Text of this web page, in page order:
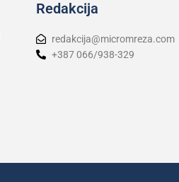
Redakcija
redakcija@micromreza.com
+387 066/938-329